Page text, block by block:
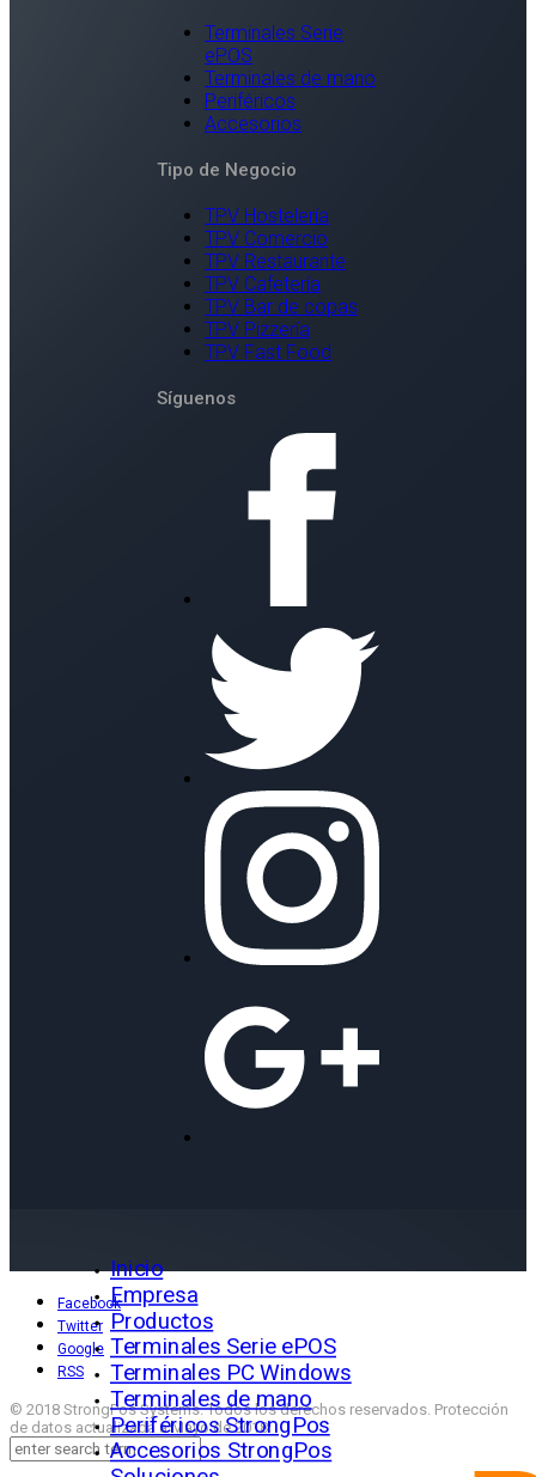
Terminales Serie
ePOS
Terminales de mano
Periféricos
Accesorios
Tipo de Negocio
TPV Hostelería
TPV Comercio
TPV Restaurante
TPV Cafetería
TPV Bar de copas
TPV Pizzería
TPV Fast Food
Síguenos
Facebook
Twitter
Google
RSS
© 2018 StrongPos Systems. Todos los derechos reservados. Protección
de datos actualizada a Mayo de 2018
Inicio
Empresa
Productos
Terminales Serie ePOS
Terminales PC Windows
Terminales de mano
Periféricos StrongPos
Accesorios StrongPos